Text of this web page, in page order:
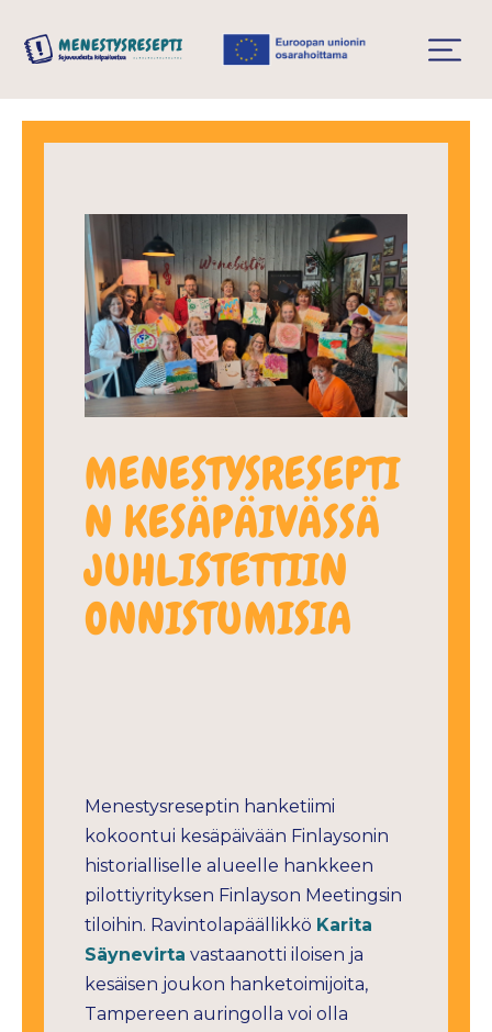
MENESTYSRESEPTI
N KESÄPÄIVÄSSÄ
JUHLISTETTIIN
ONNISTUMISIA
Menestysreseptin hanketiimi
kokoontui kesäpäivään Finlaysonin
historialliselle alueelle hankkeen
pilottiyrityksen Finlayson Meetingsin
tiloihin. Ravintolapäällikkö Karita
Säynevirta vastaanotti iloisen ja
kesäisen joukon hanketoimijoita,
Tampereen auringolla voi olla